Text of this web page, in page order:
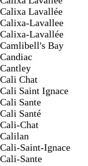
Calixa Lavallée
Calixa-Lavallee
Calixa-Lavallée
Camlibell's Bay
Candiac
Cantley
Cali Chat
Cali Saint Ignace
Cali Sante
Cali Santé
Cali-Chat
Calilan
Cali-Saint-Ignace
Cali-Sante